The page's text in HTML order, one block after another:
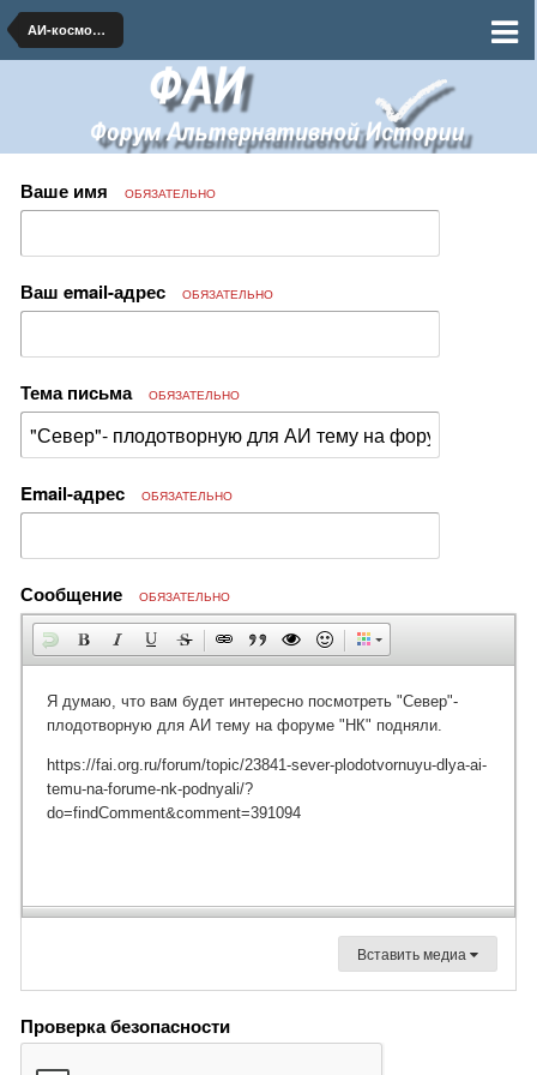
АИ-космонавтика и ракетная техника
Ваше имя ОБЯЗАТЕЛЬНО
Ваш email-адрес ОБЯЗАТЕЛЬНО
Тема письма ОБЯЗАТЕЛЬНО
Email-адрес ОБЯЗАТЕЛЬНО
Сообщение ОБЯЗАТЕЛЬНО
Вставить медиа
Проверка безопасности